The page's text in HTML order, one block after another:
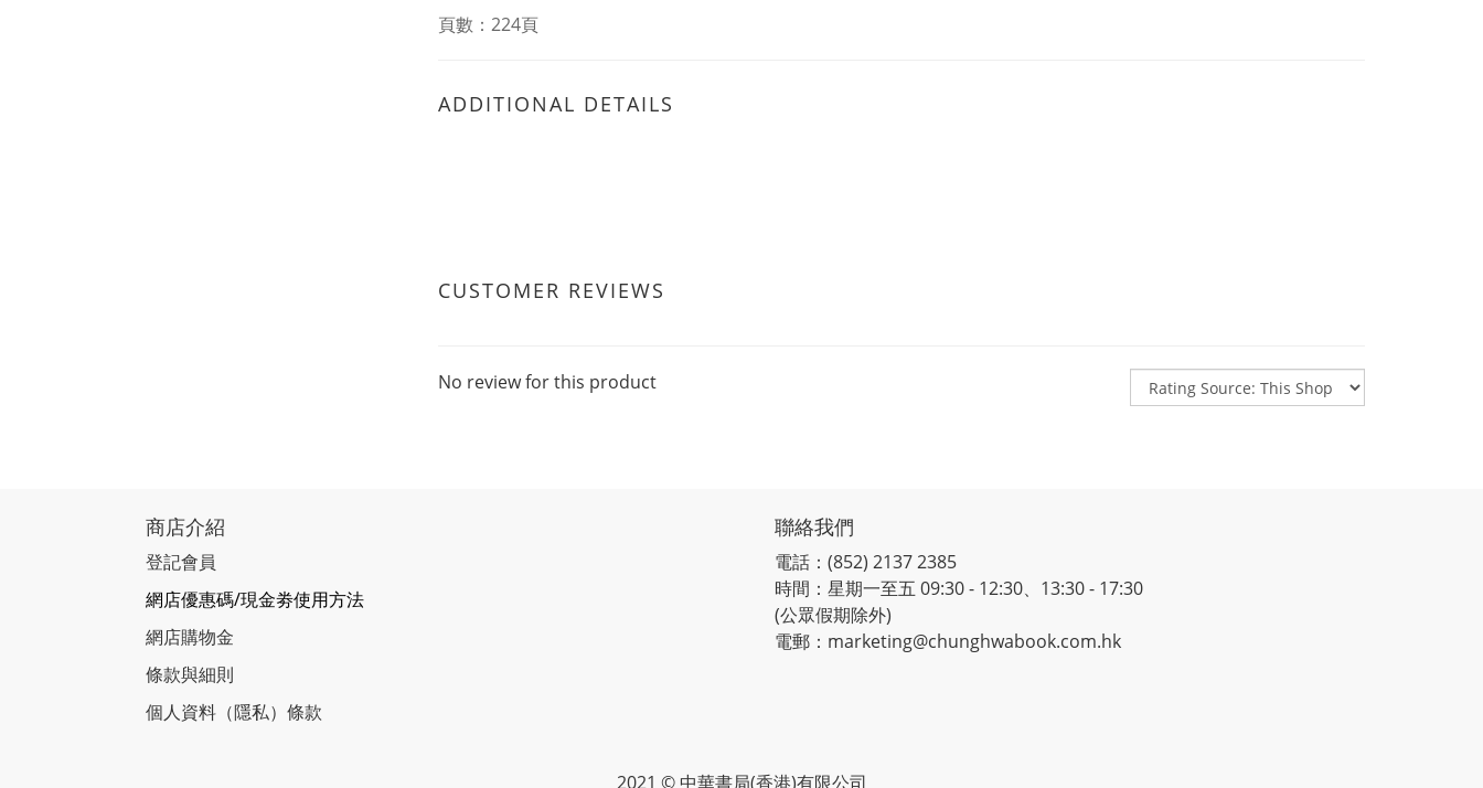
頁數：224頁
ADDITIONAL DETAILS
CUSTOMER REVIEWS
No review for this product
商店介紹
登記會員
網店優惠碼/現金劵使用方法
網店購物金
條款與細則
個人資料（隱私）條款
聯絡我們
電話：(852) 2137 2385
時間：星期一至五 09:30 - 12:30、13:30 - 17:30
(公眾假期除外)
電郵：marketing@chunghwabook.com.hk
2021 © 中華書局(香港)有限公司